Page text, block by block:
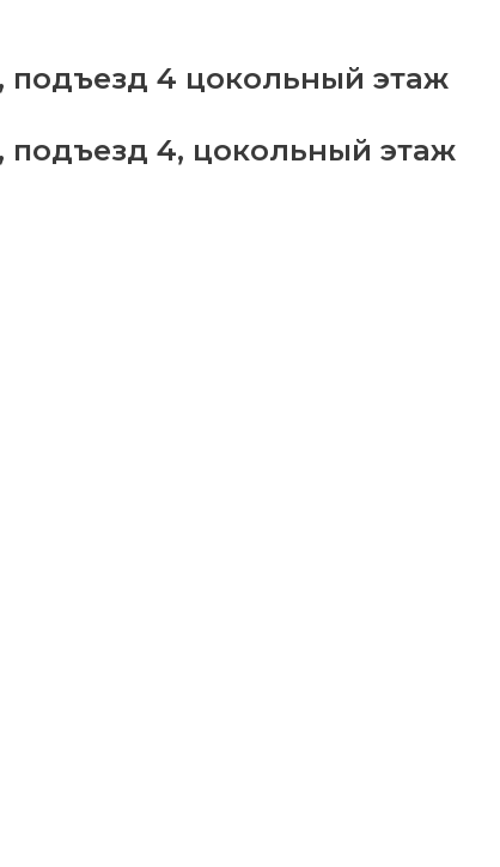
подъезд 4 цокольный этаж
подъезд 4, цокольный этаж
февраля
quantity